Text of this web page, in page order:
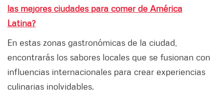
las mejores ciudades para comer de América
Latina?
En estas zonas gastronómicas de la ciudad,
encontrarás los sabores locales que se fusionan con
influencias internacionales para crear experiencias
culinarias inolvidables.